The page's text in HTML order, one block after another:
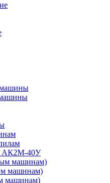
машины
АК2М-40У
машинам)
машинам)
машинам)